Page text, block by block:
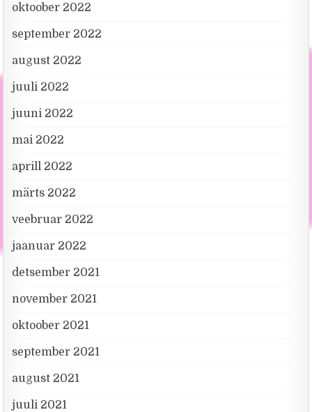
oktoober 2022
september 2022
august 2022
juuli 2022
juuni 2022
mai 2022
aprill 2022
märts 2022
veebruar 2022
jaanuar 2022
detsember 2021
november 2021
oktoober 2021
september 2021
august 2021
juuli 2021